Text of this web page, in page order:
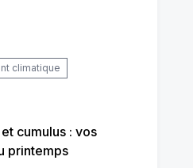
climatique
cumulus : vos
printemps